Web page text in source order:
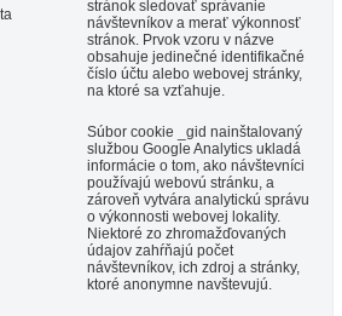
stránok sledovať správanie
návštevníkov a merať výkonnosť
stránok. Prvok vzoru v názve
obsahuje jedinečné identifikačné
číslo účtu alebo webovej stránky,
na ktoré sa vzťahuje.
Súbor cookie _gid nainštalovaný
službou Google Analytics ukladá
informácie o tom, ako návštevníci
používajú webovú stránku, a
zároveň vytvára analytickú správu
o výkonnosti webovej lokality.
Niektoré zo zhromažďovaných
údajov zahŕňajú počet
návštevníkov, ich zdroj a stránky,
ktoré anonymne navštevujú.